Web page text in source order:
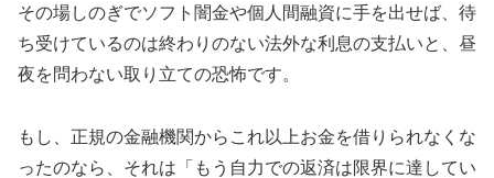
その場しのぎでソフト闇金や個人間融資に手を出せば、待
ち受けているのは終わりのない法外な利息の支払いと、昼
夜を問わない取り立ての恐怖です。
もし、正規の金融機関からこれ以上お金を借りられなくな
ったのなら、それは「もう自力での返済は限界に達してい